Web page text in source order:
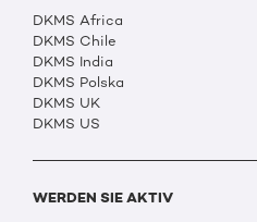
DKMS Africa
DKMS Chile
DKMS India
DKMS Polska
DKMS UK
DKMS US
WERDEN SIE AKTIV